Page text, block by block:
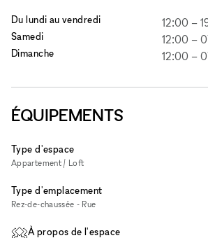
Du lundi au vendredi 12:00 –
Samedi 12:00 –
Dimanche 12:00 –
ÉQUIPEMENTS
Type d'espace
Appartement / Loft
Type d'emplacement
Rez-de-chaussée - Rue
À propos de l'espace